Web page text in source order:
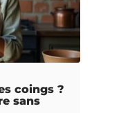
coings ?
sans